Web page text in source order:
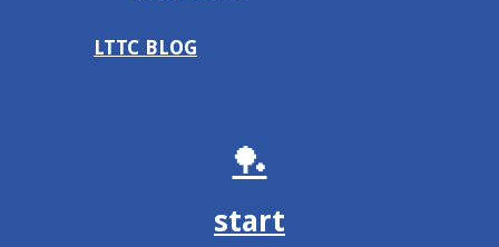
LTTC BLOG
🏓
start